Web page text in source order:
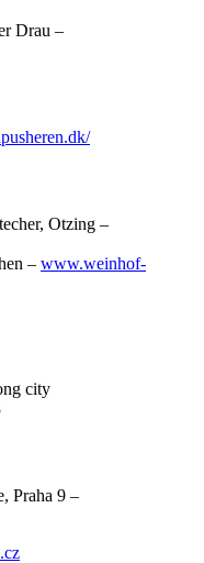
Drau –
Otzing –
– www.weinhof-
city
Praha 9 –